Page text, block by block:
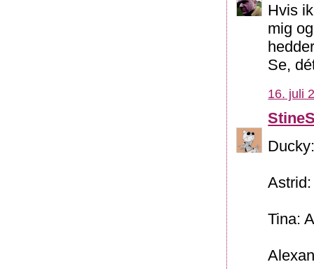
Hvis
mig
Se,
16. juli
Tina: